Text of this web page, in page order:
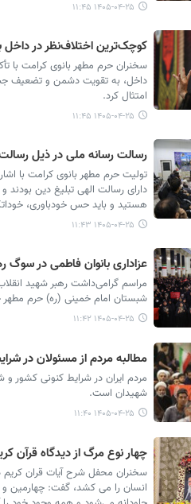
۱۴۰۵-۰۴-۲۵ ۱۱:۴۵
کوچک‌ترین اختلاف‌نظر در
سخنران حرم مطهر بانوی کرامت با
داخل، به تقویت دشمن و تضعیف
امتثال کرد.
۱۴۰۵-۰۴-۲۵ ۱۱:۴۵
رسالت رسانه ملی در ذیل
تولیت حرم مطهر بانوی کرامت با
دارای رسالت الهی تبلیغ دین بودند
هستید و باید حس خودباوری،
۱۴۰۵-۰۴-۲۵ ۱۱:۴۳
عزاداری بانوان فاطمی در سوگ
مراسم گرامی‌داشت رهبر شهید
شبستان امام خمینی (ره) حرم مطهر
۱۴۰۵-۰۴-۲۵ ۱۱:۴۲
مطالبه مردم از مسئولان در
مردم ایران در شرایط کنونی کشور و
شهیدان است.
۱۴۰۵-۰۴-۲۵ ۱۱:۴۰
چهار نوع مرگ از دیدگاه قرآن
انسان را می کشد، گفت: چهارمین و